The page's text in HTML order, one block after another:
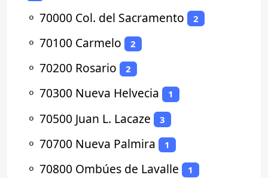
⚬ 70000 Col. del Sacramento 2
⚬ 70100 Carmelo 2
⚬ 70200 Rosario 2
⚬ 70300 Nueva Helvecia 1
⚬ 70500 Juan L. Lacaze 3
⚬ 70700 Nueva Palmira 1
⚬ 70800 Ombúes de Lavalle 1